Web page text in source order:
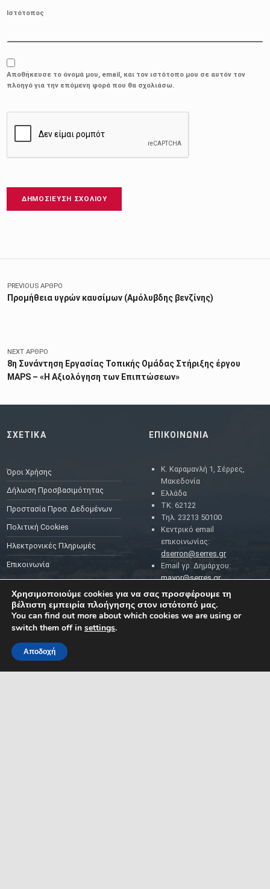
Ιστότοπος
Αποθήκευσε το όνομά μου, email, και τον ιστότοπο μου σε αυτόν τον
πλοηγό για την επόμενη φορά που θα σχολιάσω.
Πλοήγηση άρθρων
PREVIOUS ΆΡΘΡΟ
Προμήθεια υγρών καυσίμων (Αμόλυβδης βενζίνης)
NEXT ΆΡΘΡΟ
8η Συνάντηση Εργασίας Τοπικής Ομάδας Στήριξης έργου
MAPS – «Η Αξιολόγηση των Επιπτώσεων»
ΣΧΕΤΙΚΑ
Όροι Χρήσης
Δήλωση Προσβασιμότητας
Προστασία Προσ. Δεδομένων
Πολιτική Cookies
Ηλεκτρονικές Πληρωμές
Επικοινωνία
ΕΠΙΚΟΙΝΩΝΙΑ
Κ. Καραμανλή 1, Σέρρες,
Μακεδονία
Ελλάδα
ΤΚ: 62122
Τηλ. 23213 50100
Κεντρικό email
επικοινωνίας:
dserron@serres.gr
Email γρ. Δημάρχου:
mayor@serres.gr
Email DPO (Υπευθύνου
Προστασίας Δεδομένων):
dpo@serres.gr
ΡΟΗ ΕΙΔΗΣΕΩΝ
ΔΗΜΟΤΗ ΚΑΙ ΤΗΣ
Χρησιμοποιούμε cookies για να σας προσφέρουμε τη
βέλτιστη εμπειρία πλοήγησης στον ιστότοπό μας.
You can find out more about which cookies we are using or
switch them off in settings.
Αποδοχή